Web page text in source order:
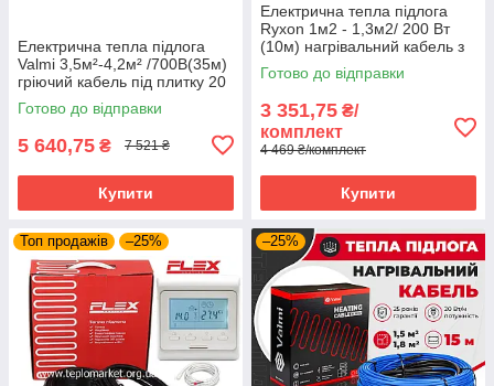
Електрична тепла підлога
Valmi 3,5м²-4,2м² /700В(35м)
гріючий кабель під плитку 20
Вт/м з терморегулятором E51
Готово до відправки
5 640,75 ₴ 7 521 ₴
Купити
Електрична тепла підлога
Ryxon 1м2 - 1,3м2/ 200 Вт
(10м) нагрівальний кабель з
програмованим
терморегулятором E51
Готово до відправки
3 351,75 ₴/
комплект
4 469 ₴/комплект
Купити
Топ продажів –25% –25%